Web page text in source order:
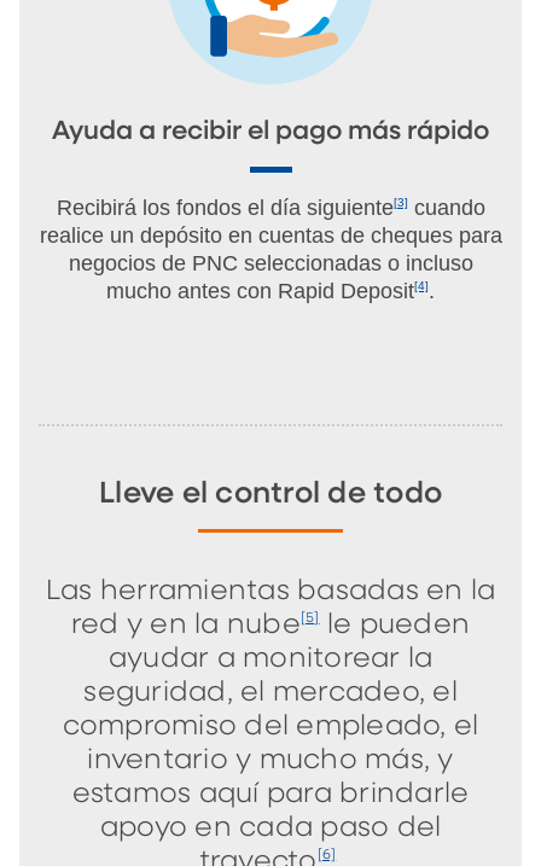
Ayuda a recibir el pago más rápido
Recibirá los fondos el día siguiente[3] cuando
realice un depósito en cuentas de cheques para
negocios de PNC seleccionadas o incluso
mucho antes con Rapid Deposit[4].
Lleve el control de todo
Las herramientas basadas en la
red y en la nube [5] le pueden
ayudar a monitorear la
seguridad, el mercadeo, el
compromiso del empleado, el
inventario y mucho más, y
estamos aquí para brindarle
apoyo en cada paso del
[6]